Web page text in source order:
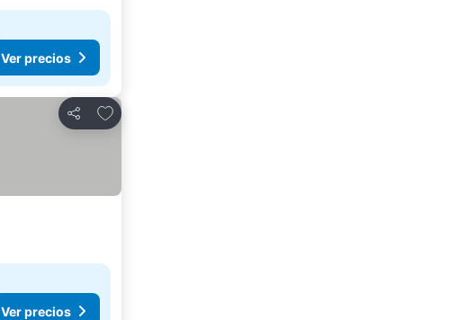
Ver precios
Compartir
Añadir a favoritos
Ver precios